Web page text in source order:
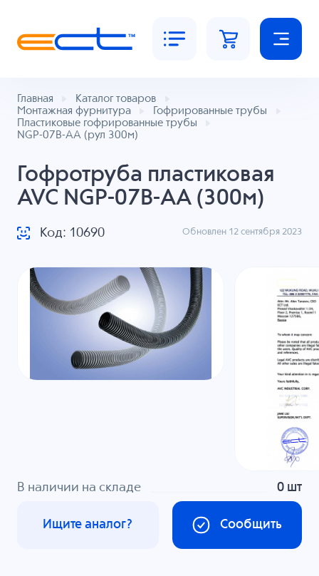
Главная
Каталог товаров
Монтажная фурнитура
Гофрированные трубы
Пластиковые гофрированные трубы
NGP-07B-AA (рул 300м)
Гофротруба пластиковая
AVC NGP-07B-AA (300м)
Код: 10690 Обновлен 12 сентября 2023
В наличии на складе 0 шт
Сообщить
Ищите аналог?